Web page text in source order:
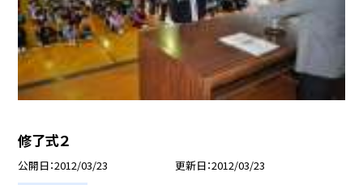
修了式２
公開日 2012/03/23 更新日 2012/03/23